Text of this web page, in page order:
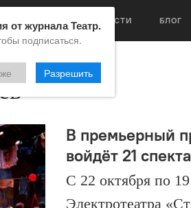
НОВОСТИ БЛОГ
В премьерный
войдёт 21
С 22 октября по
Электротеатра
от журнала Театр.
подписаться.
Разрешить